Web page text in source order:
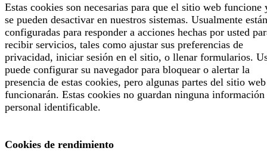
Estas cookies son necesarias para que el sitio web funcione
se pueden desactivar en nuestros sistemas. Usualmente están
configuradas para responder a acciones hechas por usted
recibir servicios, tales como ajustar sus preferencias de
privacidad, iniciar sesión en el sitio, o llenar formularios.
puede configurar su navegador para bloquear o alertar la
presencia de estas cookies, pero algunas partes del sitio
funcionarán. Estas cookies no guardan ninguna información
personal identificable.
Cookies de rendimiento